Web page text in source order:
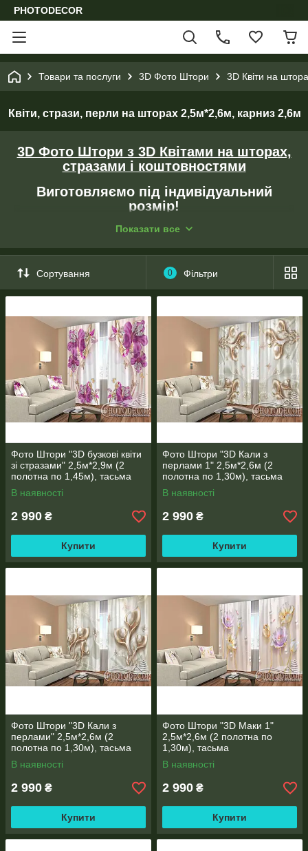
PHOTODECOR
Товари та послуги 3D Фото Штори 3D Квіти на
Квіти, стрази, перли на шторах 2,5м*2,6м, карниз 2,6м
3D Фото Штори з 3D Квітами на шторах,
стразами і коштовностями
Виготовляємо під індивідуальний
розмір!
Кілька видів тканин і кріплень.
- Перед друком підганяємо зображення під розмір клієнта.
- Створюємо колажі за побажанням клієнта.
- Коригуємо колір зображення.
ФОТО ГАЛЕРЕЯ НАШИХ РОБІТ
РОБОТИ, ЯКІ НАДСИЛАЮТЬ НАМ НАШІ КЛІЄНТИ.
ТКАНИНИ ДЛЯ ФОТО ШТОР, ТЮЛЯ, ШТОРОК У ВАННУ,
ПОКРИВАЛ
ІНФОРМАЦІЯ ПРО ТКАНИНИ
КРІПЛЕННЯ ДЛЯ ФОТО ШТОР і ТЮЛЯ, ШТОРОК ДЛЯ
ВАННОЇ
Показати все
Сортування 0 Фільтри
Фото Штори "3D бузкові квіти
зі стразами" 2,5м*2,9м (2
полотна по 1,45м), тасьма
В наявності
2 990 ₴
Купити
Фото Штори "3D Кали з
перлами 1" 2,5м*2,6м (2
полотна по 1,30м), тасьма
В наявності
2 990 ₴
Купити
Фото Штори "3D Кали з
перлами" 2,5м*2,6м (2
полотна по 1,30м), тасьма
В наявності
2 990 ₴
Купити
Фото Штори "3D Маки 1"
2,5м*2,6м (2 полотна по
1,30м), тасьма
В наявності
2 990 ₴
Купити